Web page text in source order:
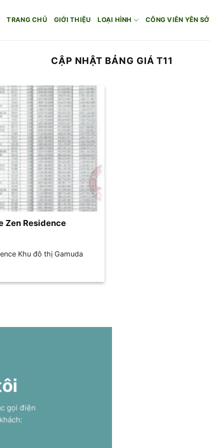
TRANG CHỦ GIỚI THIỆU LOẠI HÌNH CÔNG VIÊN YÊN SỞ
CẬP NHẬT BẢNG GIÁ T11
Zen Residence
Khu đô thị Gamuda
gọi điện